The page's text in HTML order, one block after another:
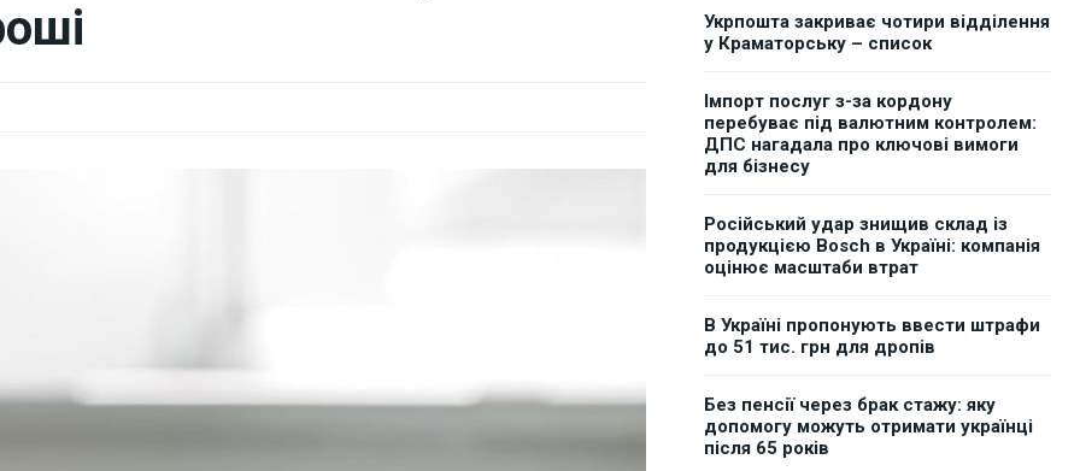
Укрпошта закриває чотири відділення
у Краматорську – список
Імпорт послуг з-за кордону
перебуває під валютним контролем:
ДПС нагадала про ключові вимоги
для бізнесу
Російський удар знищив склад із
продукцією Bosch в Україні: компанія
оцінює масштаби втрат
В Україні пропонують ввести штрафи
до 51 тис. грн для дропів
Без пенсії через брак стажу: яку
допомогу можуть отримати українці
після 65 років